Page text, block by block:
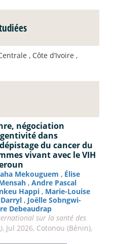
, Côte d’Ivoire ,
négociation
dans
du cancer du
vivant avec le VIH
Mekouguem , Élise
, Andre Pascal
Happi , Marie-Louise
, Joëlle Sobngwi-
Debeaudrap
sur la santé des
, Jul 2026, Cotonou (Bénin),